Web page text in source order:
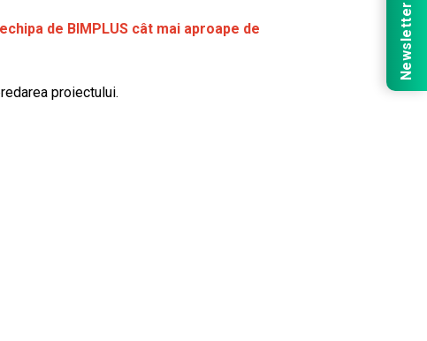
de BIMPLUS cât mai aproape de
proiectului.
Newsletter